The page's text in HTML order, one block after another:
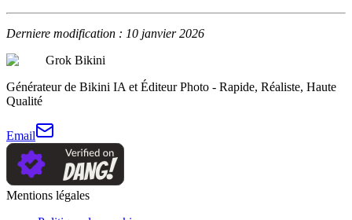
Derniere modification : 10 janvier 2026
Grok Bikini
Générateur de Bikini IA et Éditeur Photo - Rapide, Réaliste, Haute
Qualité
Email
Mentions légales